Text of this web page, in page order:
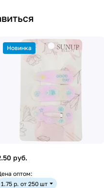
Новинка
руб.
оптом:
1.75 р. от 250 шт